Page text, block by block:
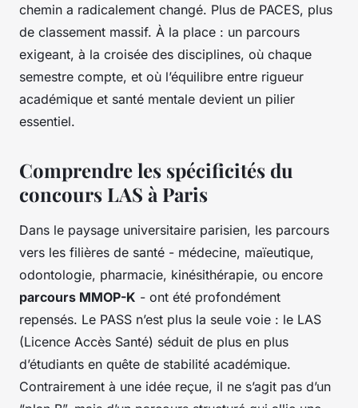
chemin a radicalement changé. Plus de PACES, plus
de classement massif. À la place : un parcours
exigeant, à la croisée des disciplines, où chaque
semestre compte, et où l’équilibre entre rigueur
académique et santé mentale devient un pilier
essentiel.
Comprendre les spécificités du
concours LAS à Paris
Dans le paysage universitaire parisien, les parcours
vers les filières de santé - médecine, maïeutique,
odontologie, pharmacie, kinésithérapie, ou encore
parcours MMOP-K - ont été profondément
repensés. Le PASS n’est plus la seule voie : le LAS
(Licence Accès Santé) séduit de plus en plus
d’étudiants en quête de stabilité académique.
Contrairement à une idée reçue, il ne s’agit pas d’un